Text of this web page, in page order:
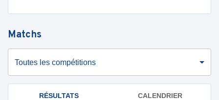
Matchs
Toutes les compétitions
RÉSULTATS CALENDRIER